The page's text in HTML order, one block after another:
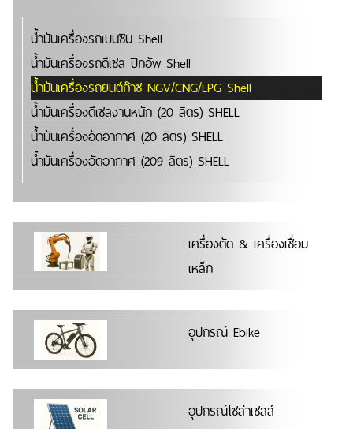
น้ำมันเครื่องรถเบนซิน Shell
น้ำมันเครื่องรถดีเซล ปิกอัพ Shell
น้ำมันเครื่องรถยนต์ก๊าซ NGV/CNG/LPG Shell
น้ำมันเครื่องดีเซลงานหนัก (20 ลิตร) SHELL
น้ำมันเครื่องอัดอากาศ (20 ลิตร) SHELL
น้ำมันเครื่องอัดอากาศ (209 ลิตร) SHELL
เครื่องตัด & เครื่องเชื่อม
เหล็ก
อุปกรณ์ Ebike
อุปกรณ์โซล่าเซลล์